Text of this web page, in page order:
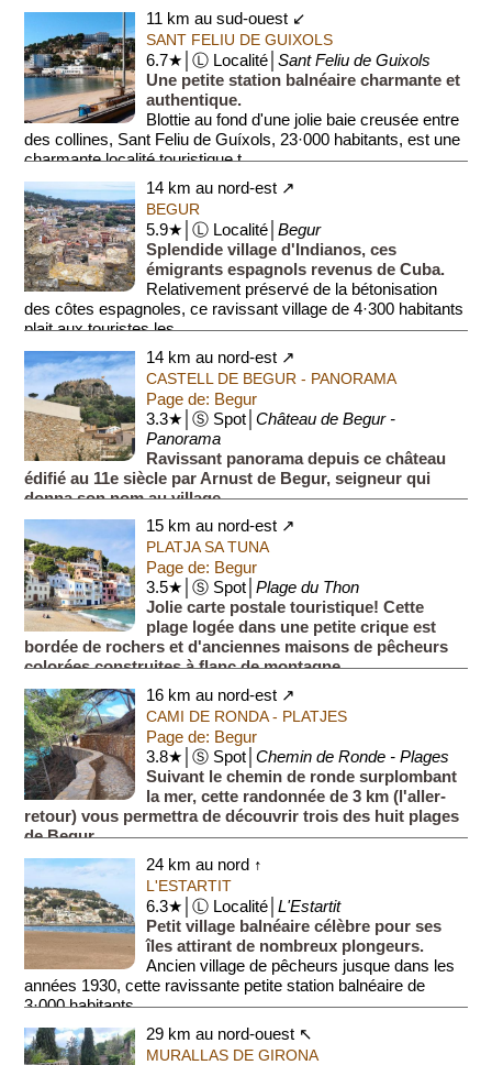
11 km au sud-ouest ↙
SANT FELIU DE GUIXOLS
6.7★│Ⓛ Localité│Sant Feliu de Guixols
Une petite station balnéaire charmante et
authentique.
Blottie au fond d'une jolie baie creusée entre
des collines, Sant Feliu de Guíxols, 23·000 habitants, est une
charmante localité touristique t...
14 km au nord-est ↗
BEGUR
5.9★│Ⓛ Localité│Begur
Splendide village d'Indianos, ces
émigrants espagnols revenus de Cuba.
Relativement préservé de la bétonisation
des côtes espagnoles, ce ravissant village de 4·300 habitants
plait aux touristes les...
14 km au nord-est ↗
CASTELL DE BEGUR - PANORAMA
Page de: Begur
3.3★│Ⓢ Spot│Château de Begur -
Panorama
Ravissant panorama depuis ce château
édifié au 11e siècle par Arnust de Begur, seigneur qui
donna son nom au village.
Le château est situé à une hauteur d'environ 60 mètres par
rapport au centre...
15 km au nord-est ↗
PLATJA SA TUNA
Page de: Begur
3.5★│Ⓢ Spot│Plage du Thon
Jolie carte postale touristique! Cette
plage logée dans une petite crique est
bordée de rochers et d'anciennes maisons de pêcheurs
colorées construites à flanc de montagne.
Une poignée de resta...16 km au nord-est ↗
CAMI DE RONDA - PLATJES
Page de: Begur
3.8★│Ⓢ Spot│Chemin de Ronde - Plages
Suivant le chemin de ronde surplombant
la mer, cette randonnée de 3 km (l'aller-
retour) vous permettra de découvrir trois des huit plages
de Begur.
Comportant quelques montées et descentes, le che...
24 km au nord ↑
L'ESTARTIT
6.3★│Ⓛ Localité│L'Estartit
Petit village balnéaire célèbre pour ses
îles attirant de nombreux plongeurs.
Ancien village de pêcheurs jusque dans les
années 1930, cette ravissante petite station balnéaire de
3·000 habitants...
29 km au nord-ouest ↖
MURALLAS DE GIRONA